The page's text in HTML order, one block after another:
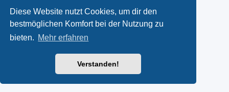
Diese Website nutzt Cookies, um dir den
bestmöglichen Komfort bei der Nutzung zu
bieten. Mehr erfahren
Verstanden!